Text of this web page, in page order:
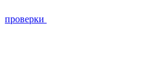
проверки